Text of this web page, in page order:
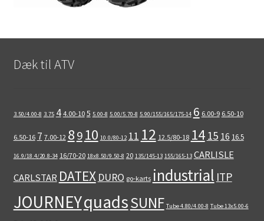
Dæk til ATV
3.50/4.00-8 3.75 4 4.00-10 5 5.00-8 5.00/5.70-8 5.90/155/165/175-14 6 6.00-9 6.50-10
6.50-16 7 7.00-12 89 10 10.0/80-12 11 12 12.5/80-18 14 15 16 16.5
16.9/18.4/20.8-34 16/70-20 18x8.50/9.50-8 20 135/145-13 155/165-13 CARLISLE
CARLSTAR DATEX DURO go-karts industrial ITP
JOURNEYquadsSUNF Tube 4.80/4.00-8 Tube 13x5.00-6